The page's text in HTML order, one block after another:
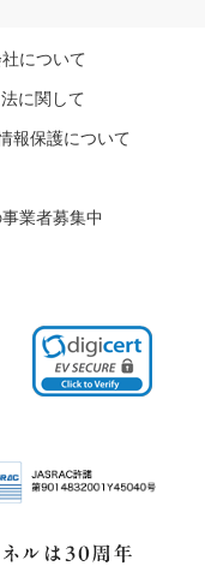
について
に関して
報保護について
業者募集中